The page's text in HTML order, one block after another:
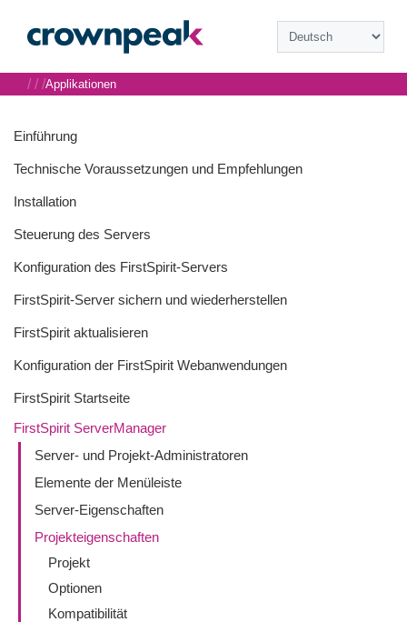
Einführung
Technische Voraussetzungen und Empfehlungen
Installation
Steuerung des Servers
Konfiguration des FirstSpirit-Servers
FirstSpirit-Server sichern und wiederherstellen
FirstSpirit aktualisieren
Konfiguration der FirstSpirit Webanwendungen
FirstSpirit Startseite
FirstSpirit ServerManager
Server- und Projekt-Administratoren
Elemente der Menüleiste
Server-Eigenschaften
Projekteigenschaften
Projekt
Optionen
Kompatibilität
/ / /Applikationen